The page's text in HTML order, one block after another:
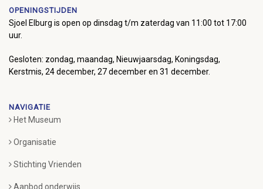
OPENINGSTIJDEN
Sjoel Elburg is open op dinsdag t/m zaterdag van 11:00 tot 17:00
uur.
Gesloten: zondag, maandag, Nieuwjaarsdag, Koningsdag,
Kerstmis, 24 december, 27 december en 31 december.
NAVIGATIE
Het Museum
Organisatie
Stichting Vrienden
Aanbod onderwijs